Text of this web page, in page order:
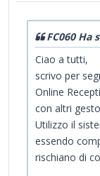
FC060 Ha
Ciao a tutti,
scrivo per
Online
con altri
Utilizzo il
essendo
rischiano di